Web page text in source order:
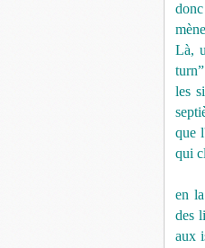
Là,
les
que
qui
en
des
aux